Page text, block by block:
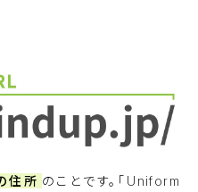
住所 のことです。「Uniform